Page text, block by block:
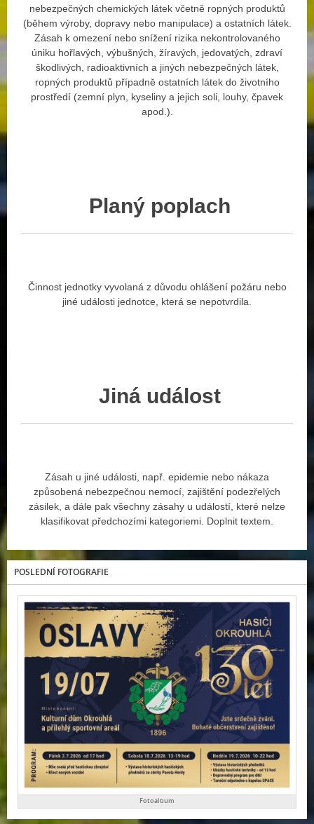
nebezpečných chemických látek včetně ropných produktů
(během výroby, dopravy nebo manipulace) a ostatních látek.
Zásah k omezení nebo snížení rizika nekontrolovaného
úniku hořlavých, výbušných, žíravých, jedovatých, zdraví
škodlivých, radioaktivních a jiných nebezpečných látek,
ropných produktů případně ostatních látek do životního
prostředí (zemní plyn, kyseliny a jejich soli, louhy, čpavek
apod.).
Planý poplach
Činnost jednotky vyvolaná z důvodu ohlášení požáru nebo
jiné události jednotce, která se nepotvrdila.
Jiná událost
Zásah u jiné události, např. epidemie nebo nákaza
způsobená nebezpečnou nemocí, zajištění podezřelých
zásilek, a dále pak všechny zásahy u událostí, které nelze
klasifikovat předchozími kategoriemi. Doplnit textem.
POSLEDNÍ FOTOGRAFIE
Fotoalbum